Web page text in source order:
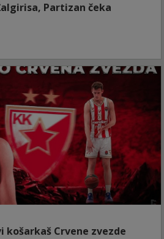
Partizan čeka
košarkaš Crvene zvezde